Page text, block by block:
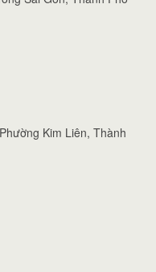
Kim Liên, Thành